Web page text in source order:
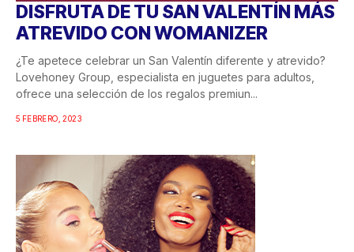
DISFRUTA DE TU SAN VALENTÍN MÁS
ATREVIDO CON WOMANIZER
¿Te apetece celebrar un San Valentín diferente y atrevido?
Lovehoney Group, especialista en juguetes para adultos,
ofrece una selección de los regalos premiun...
5 FEBRERO, 2023